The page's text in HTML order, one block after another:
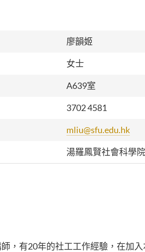
廖韻姬
女士
A639室
3702 4581
mliu@sfu.edu.hk
湯羅鳳賢社會科學院
，有20年的社工工作經驗，在加